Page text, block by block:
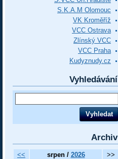
S.K.A.M Olomouc
VK Kroměříž
VCC Ostrava
Zlínský VCC
VCC Praha
Kudyznudy.cz
Vyhledávání
Archiv
<< srpen / 2026 >>